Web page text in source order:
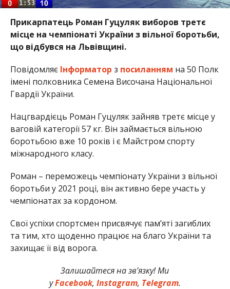
Прикарпатець Роман Гуцуляк виборов третє
місце на чемпіонаті України з вільної боротьби,
що відбувся на Львівщині.
Повідомляє Інформатор з посиланням на 50 Полк
імені полковника Семена Височана Національної
Гвардії України.
Нацгвардієць Роман Гуцуляк зайняв третє місце у
ваговій категорії 57 кг. Він займається вільною
боротьбою вже 10 років і є Майстром спорту
міжнародного класу.
Роман – переможець чемпіонату України з вільної
боротьби у 2021 році, він активно бере участь у
чемпіонатах за кордоном.
Свої успіхи спортсмен присвячує пам’яті загиблих
та тим, хто щоденно працює на благо України та
захищає її від ворога.
Залишайтеся на зв’язку! Ми
уFacebook, Instagram, Telegram.